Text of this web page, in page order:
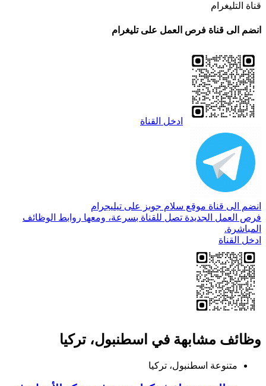
قناة التليغرام
انضم الى قناة فرص العمل على تليغرام
ادخل القناة
انضم الى قناة موقع سلام جوبز على تيليجرام
فرص العمل الجديدة تصل للقناة بسرعة، ومعها روابط الوظائف
المباشرة.
ادخل القناة
وظائف مشابهة في اسطنبول، تركيا
متنوعة اسطنبول، تركيا